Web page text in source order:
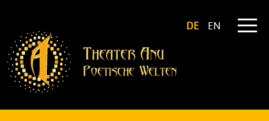
DE EN